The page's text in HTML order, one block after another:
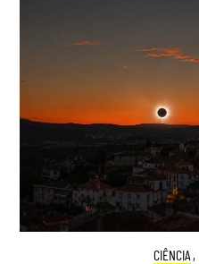
CIÊNCIA ,